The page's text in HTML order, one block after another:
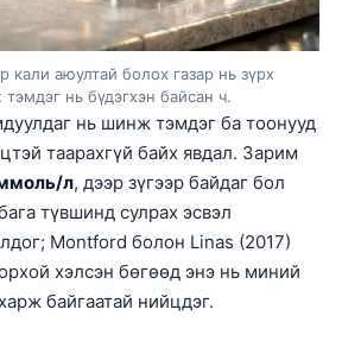
кали аюултай болох газар нь зүрх
нь бүдэгхэн байсан ч.
нь шинж тэмдэг ба тоонууд
таарахгүй байх явдал. Зарим
л, дээр зүгээр байдаг бол
түвшинд сулрах эсвэл
Montford болон Linas (2017)
хэлсэн бөгөөд энэ нь миний
байгаатай нийцдэг.